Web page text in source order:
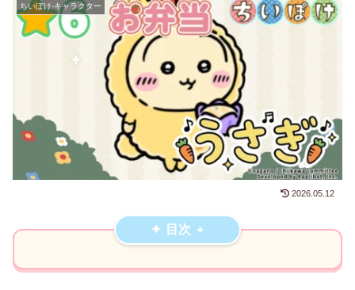
ちいぽけ-キャラクター
2026.05.12
目次